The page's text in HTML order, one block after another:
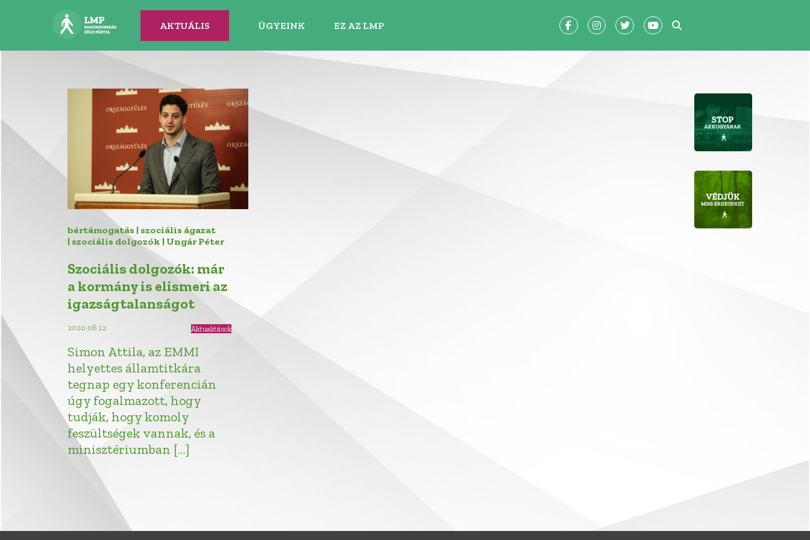
AKTUÁLIS ÜGYEINK EZ AZ LMP
bértámogatás | szociális ágazat
| szociális dolgozók | Ungár Péter
Szociális dolgozók: már
a kormány is elismeri az
igazságtalanságot
2020.06.12. Aktualitások
Simon Attila, az EMMI
helyettes államtitkára
tegnap egy konferencián
úgy fogalmazott, hogy
tudják, hogy komoly
feszültségek vannak, és a
minisztériumban […]